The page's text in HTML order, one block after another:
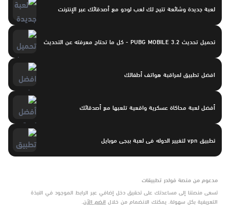
لعبة جديدة وشائعة تتيح لك لعب لودو مع أصدقائك عبر الإنترنت
تحميل تحديث PUBG MOBILE 3.2 - كل ما تحتاج معرفته عن التحديث
افضل تطبيق لمراقبة هواتف أطفالك
أفضل لعبة محاكاة عسكرية واقعية تلعبها مع أصدقائك
تطبيق vpn لتغيير الدوله فى لعبة ببجى موبايل
مدعوم من منصة فولدر تطبيقات
تسعى منصتنا إلى مساعدتك على تحقيق دخل إضافي عبر الرابط الموجود في النبذة
التعريفية بكل سهولة. يمكنك الانضمام من خلال انضم الآن